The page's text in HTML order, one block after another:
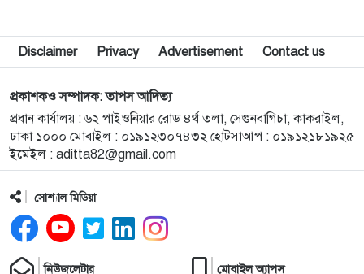
মামলার ভয় দেখিয়ে হয়রানির অভিযোগে নান্দাইলে সংবাদ
সম্মেলন
৯
কেন্দুয়ায় শহীদ স্মৃতি বিদ্যাপীঠে মাদকবিরোধী আলোচনা
সভা ও কুইজ প্রতিযোগিতা
১০
হালুয়াঘাট পৌরসভার উদ্যোগে বন্যার্তদের মাঝে ত্রাণ
বিতরণ
১১
মুক্তাগাছায় উপজেলা নির্বাহী অফিসার (ইউএনও) মহোদয়ের
নেতৃত্বে মোবাইল কোর্ট পরিচালনা
১২
Disclaimer Privacy Advertisement Contact us
প্রকাশকও সম্পাদক: তাপস আদিত্য
প্রধান কার্যালয় : ৬২ পাইওনিয়ার রোড ৪র্থ তলা, সেগুনবাগিচা, কাকরাইল,
ঢাকা ১০০০ মোবাইল : ০১৯১২৩০৭৪৩২ হোটসাআপ : ০১৯১২১৮১৯২৫
ইমেইল : aditta82@gmail.com
সোশ্যাল মিডিয়া
নিউজলেটার মোবাইল অ্যাপস